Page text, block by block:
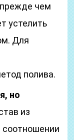
чем
устелить
Для
полива.
но
из
соотношении